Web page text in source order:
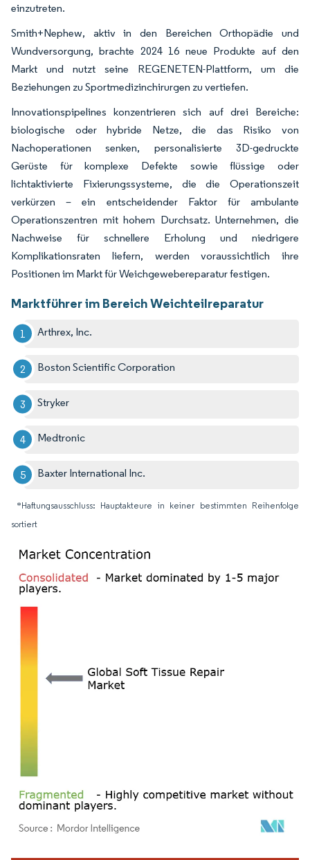
einzutreten.
Smith+Nephew, aktiv in den Bereichen Orthopädie und
Wundversorgung, brachte 2024 16 neue Produkte auf den
Markt und nutzt seine REGENETEN-Plattform, um die
Beziehungen zu Sportmedizinchirurgen zu vertiefen.
Innovationspipelines konzentrieren sich auf drei Bereiche:
biologische oder hybride Netze, die das Risiko von
Nachoperationen senken, personalisierte 3D-gedruckte
Gerüste für komplexe Defekte sowie flüssige oder
lichtaktivierte Fixierungssysteme, die die Operationszeit
verkürzen – ein entscheidender Faktor für ambulante
Operationszentren mit hohem Durchsatz. Unternehmen, die
Nachweise für schnellere Erholung und niedrigere
Komplikationsraten liefern, werden voraussichtlich ihre
Positionen im Markt für Weichgewebereparatur festigen.
Marktführer im Bereich Weichteilreparatur
Arthrex, Inc.
Boston Scientific Corporation
Stryker
Medtronic
Baxter International Inc.
*Haftungsausschluss: Hauptakteure in keiner bestimmten Reihenfolge
sortiert